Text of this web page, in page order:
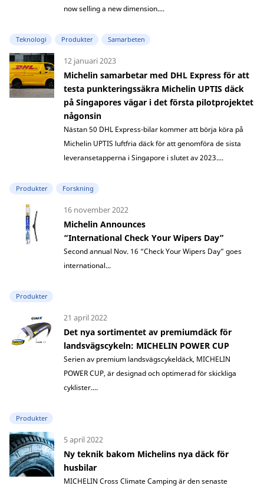
now selling a new dimension....
Teknologi Produkter Samarbeten
12 januari 2023
Michelin samarbetar med DHL Express för att
testa punkteringssäkra Michelin UPTIS däck
på Singapores vägar i det första pilotprojektet
någonsin
Nästan 50 DHL Express-bilar kommer att börja köra på
Michelin UPTIS luftfria däck för att genomföra de sista
leveransetapperna i Singapore i slutet av 2023....
Produkter Forskning
16 november 2022
Michelin Announces
“International Check Your Wipers Day”
Second annual Nov. 16 “Check Your Wipers Day” goes
international...
Produkter
21 april 2022
Det nya sortimentet av premiumdäck för
landsvägscykeln: MICHELIN POWER CUP
Serien av premium landsvägscykeldäck, MICHELIN
POWER CUP, är designad och optimerad för skickliga
cyklister....
Produkter
5 april 2022
Ny teknik bakom Michelins nya däck för
husbilar
MICHELIN Cross Climate Camping är den senaste